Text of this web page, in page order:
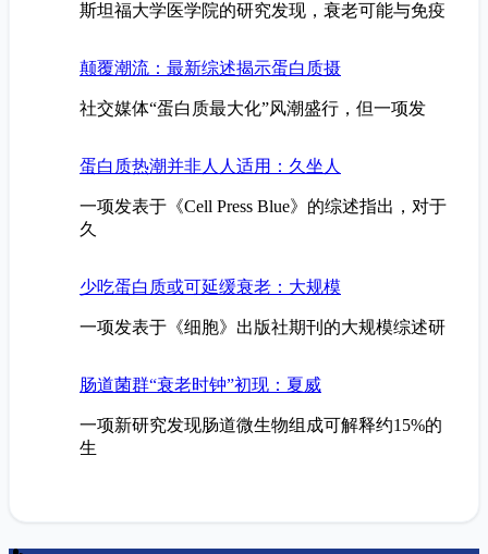
斯坦福大学医学院的研究发现，衰老可能与免疫
颠覆潮流：最新综述揭示蛋白质摄
社交媒体“蛋白质最大化”风潮盛行，但一项发
蛋白质热潮并非人人适用：久坐人
一项发表于《Cell Press Blue》的综述指出，对于
久
少吃蛋白质或可延缓衰老：大规模
一项发表于《细胞》出版社期刊的大规模综述研
肠道菌群“衰老时钟”初现：夏威
一项新研究发现肠道微生物组成可解释约15%的
生